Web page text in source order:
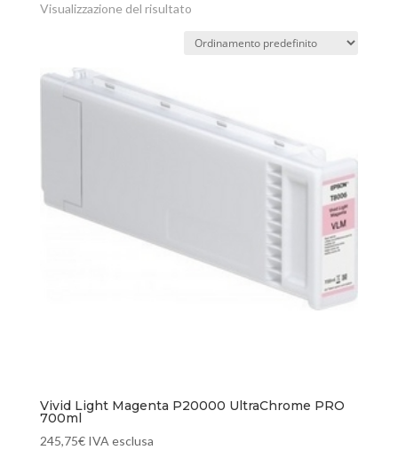
Visualizzazione del risultato
Vivid Light Magenta P20000 UltraChrome PRO
700ml
245,75€ IVA esclusa